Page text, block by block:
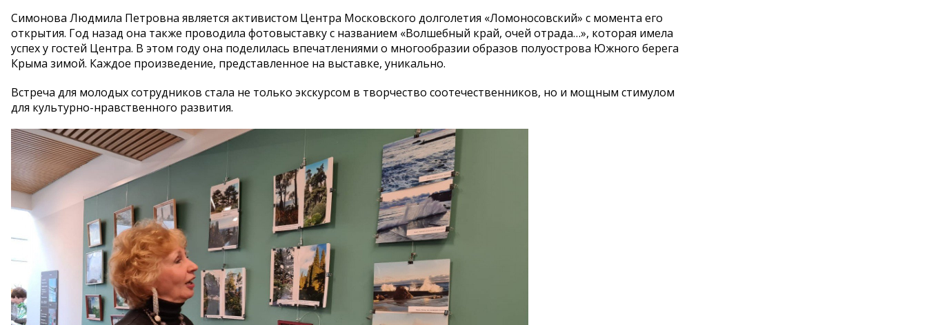
Симонова Людмила Петровна является активистом Центра Московского долголетия «Ломоносовский» с момента его
открытия. Год назад она также проводила фотовыставку с названием «Волшебный край, очей отрада…», которая имела
успех у гостей Центра. В этом году она поделилась впечатлениями о многообразии образов полуострова Южного берега
Крыма зимой. Каждое произведение, представленное на выставке, уникально.
Встреча для молодых сотрудников стала не только экскурсом в творчество соотечественников, но и мощным стимулом
для культурно-нравственного развития.